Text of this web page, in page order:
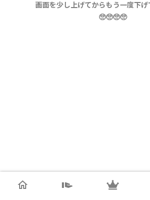
画面を少し上げてからもう一度下げ
🥺🥺🥺🥺